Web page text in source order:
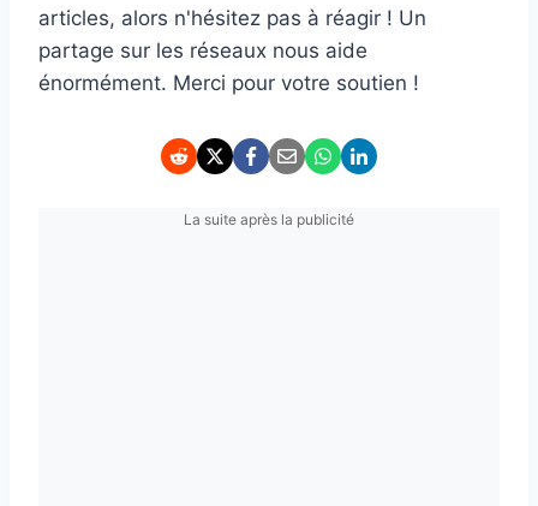
articles, alors n'hésitez pas à réagir ! Un
partage sur les réseaux nous aide
énormément. Merci pour votre soutien !
La suite après la publicité